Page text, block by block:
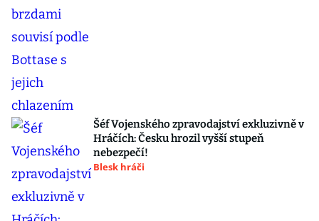
Šéf Vojenského zpravodajství exkluzivně v
Hráčích: Česku hrozil vyšší stupeň
nebezpečí!
Blesk hráči